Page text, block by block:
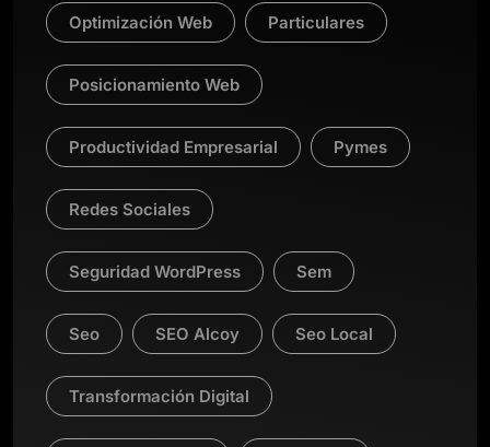
Optimización Web Particulares
Posicionamiento Web
Productividad Empresarial Pymes
Redes Sociales
Seguridad WordPress Sem
Seo SEO Alcoy Seo Local
Transformación Digital